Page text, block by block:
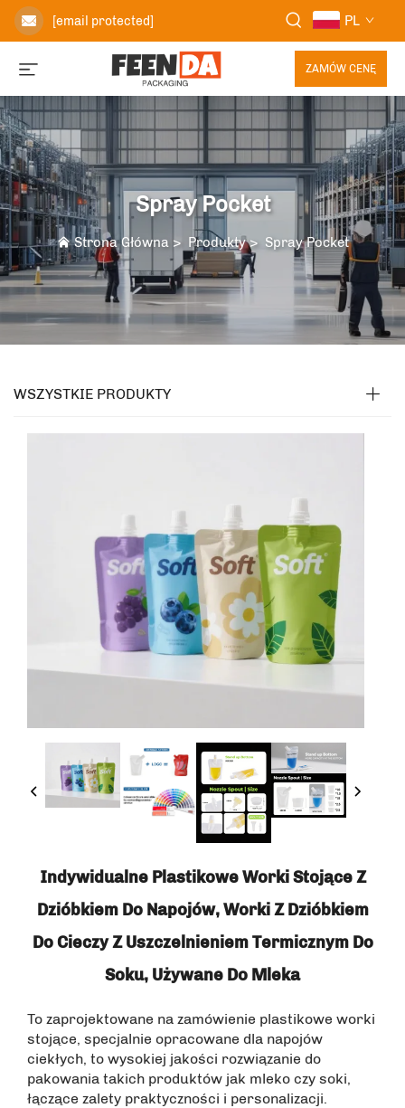
[email protected] PL
ZAMÓW CENĘ
Spray Pocket
Strona Główna > Produkty> Spray Pocket
WSZYSTKIE PRODUKTY
Indywidualne Plastikowe Worki Stojące Z
Dzióbkiem Do Napojów, Worki Z Dzióbkiem
Do Cieczy Z Uszczelnieniem Termicznym Do
Soku, Używane Do Mleka
To zaprojektowane na zamówienie plastikowe worki
stojące, specjalnie opracowane dla napojów
ciekłych, to wysokiej jakości rozwiązanie do
pakowania takich produktów jak mleko czy soki,
łączące zalety praktyczności i personalizacji.